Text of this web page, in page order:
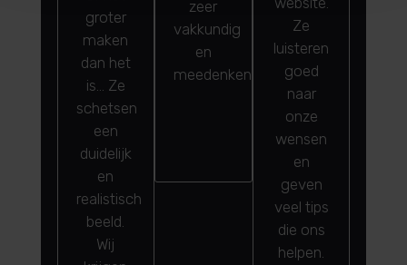
groter
maken
dan het
is… Ze
schetsen
een
duidelijk
en
realistisch
beeld.
Wij
zeer
vakkundig
en
meedenkend!”
Ze
luisteren
goed
naar
onze
wensen
en
geven
veel tips
die ons
helpen.